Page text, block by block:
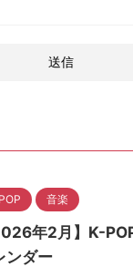
音楽
年2月】K-
ンダー